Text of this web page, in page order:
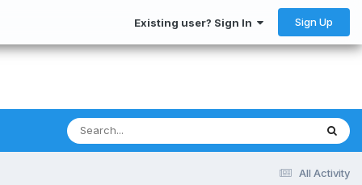
Existing user? Sign In Sign Up
All Activity